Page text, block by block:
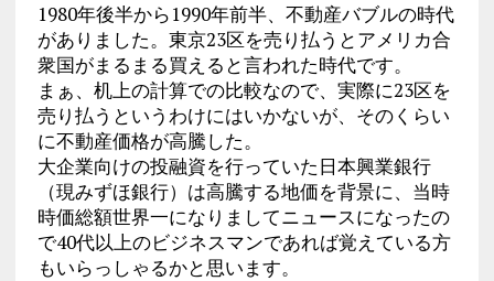
1980年後半から1990年前半、不動産バブルの時代
がありました。東京23区を売り払うとアメリカ合
衆国がまるまる買えると言われた時代です。
まぁ、机上の計算での比較なので、実際に23区を
売り払うというわけにはいかないが、そのくらい
に不動産価格が高騰した。
大企業向けの投融資を行っていた日本興業銀行
（現みずほ銀行）は高騰する地価を背景に、当時
時価総額世界一になりましてニュースになったの
で40代以上のビジネスマンであれば覚えている方
もいらっしゃるかと思います。